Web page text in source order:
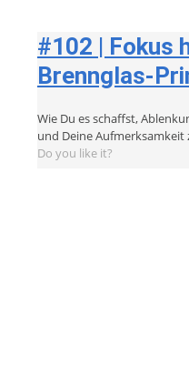
#102 | Fokus
Brennglas-
Wie Du es schaffst,
und Deine Aufmerksamkeit
Do you like it?